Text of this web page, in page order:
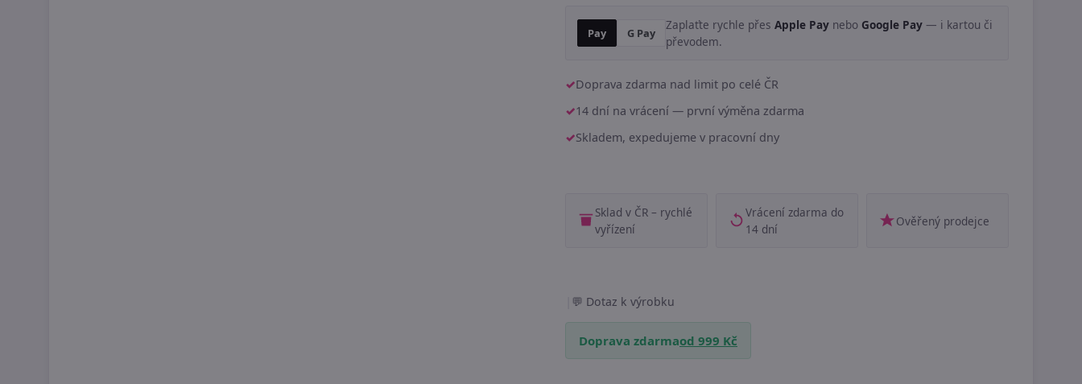
Pay G Pay
Zaplaťte rychle přes Apple Pay nebo Google Pay — i kartou či
převodem.
Doprava zdarma nad limit po celé ČR
14 dní na vrácení — první výměna zdarma
Skladem, expedujeme v pracovní dny
Sklad v ČR – rychlé
vyřízení
Vrácení zdarma do
14 dní
Ověřený prodejce
Dotaz k výrobku
Doprava zdarmaod 999 Kč